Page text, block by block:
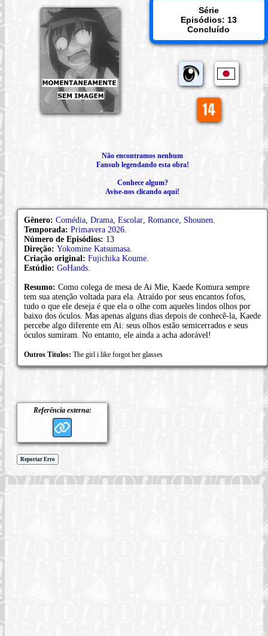
Série
Episódios: 13
Concluído
Não encontramos nenhum
Fansub legendando esta obra!
Conhece algum?
Avise-nos clicando aqui!
Gênero: Comédia Drama Escolar Romance Shounen
Temporada: Primavera 2026
Número de Episódios: 13
Direção: Yokomine Katsumasa
Criação original: Fujichika Koume
Estúdio: GoHands
Resumo: Como colega de mesa de Ai Mie, Kaede Komura sempre
tem sua atenção voltada para ela. Atraído por seus encantos fofos,
tudo o que ele deseja é que ela o olhe com aqueles lindos olhos por
baixo dos óculos. Mas apenas alguns dias depois de conhecê-la, Kaede
percebe algo diferente em Ai: seus olhos estão semicerrados e seus
óculos sumiram. No entanto, ele ainda a acha adorável!
Outros Títulos: The girl i like forgot her glasses
Referência externa:
Reportar Erro